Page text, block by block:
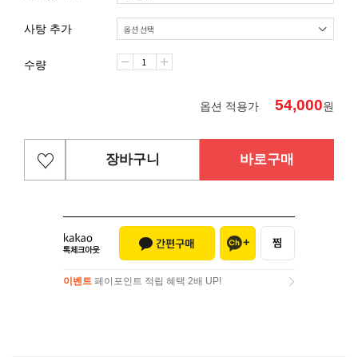
사탕 추가
수량
옵션 적용가 54,000원
장바구니 바로구매
이벤트 페이포인트 적립 혜택 2배 UP!